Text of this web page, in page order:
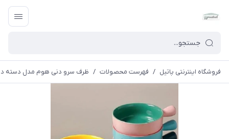
فروشگاه اینترنتی پاتیل / فهرست محصولات / ظرف سرو دنی هوم مدل دسته